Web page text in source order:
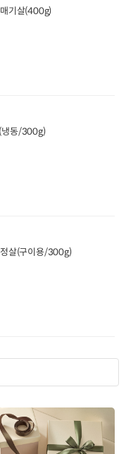
기살(400g)
냉동/300g)
살(구이용/300g)